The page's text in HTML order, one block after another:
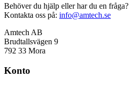
Behöver du hjälp eller har du en fråga?
Kontakta oss på: info@amtech.se
Amtech AB
Brudtallsvägen 9
792 33 Mora
Konto